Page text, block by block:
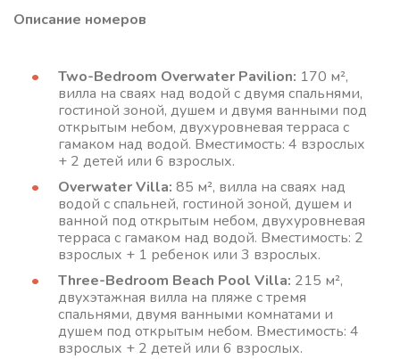
Описание номеров
Two-Bedroom Overwater Pavilion: 170 м²,
вилла на сваях над водой с двумя спальнями,
гостиной зоной, душем и двумя ванными под
открытым небом, двухуровневая терраса с
гамаком над водой. Вместимость: 4 взрослых
+ 2 детей или 6 взрослых.
Overwater Villa: 85 м², вилла на сваях над
водой с спальней, гостиной зоной, душем и
ванной под открытым небом, двухуровневая
терраса с гамаком над водой. Вместимость: 2
взрослых + 1 ребенок или 3 взрослых.
Three-Bedroom Beach Pool Villa: 215 м²,
двухэтажная вилла на пляже с тремя
спальнями, двумя ванными комнатами и
душем под открытым небом. Вместимость: 4
взрослых + 2 детей или 6 взрослых.